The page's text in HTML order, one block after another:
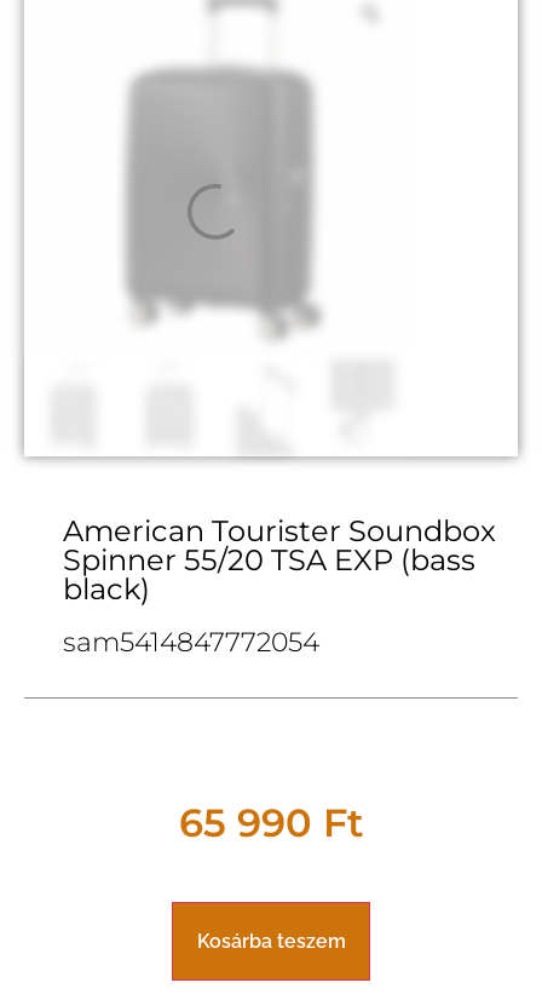
American Tourister Soundbox
Spinner 55/20 TSA EXP (bass
black)
sam5414847772054
65 990 Ft
Kosárba teszem